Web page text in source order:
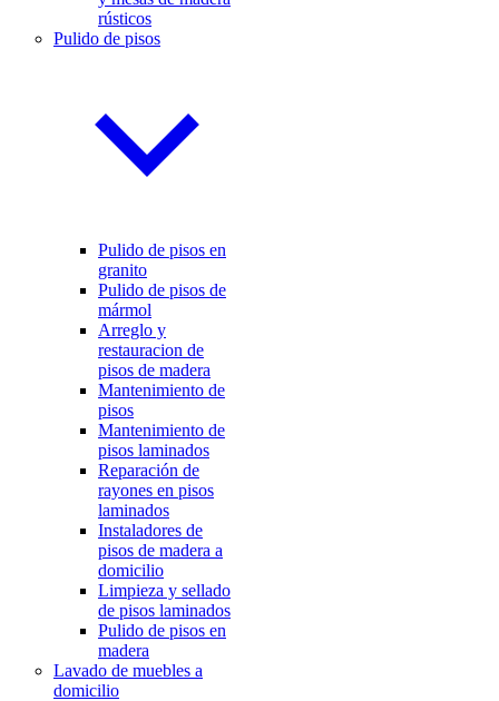
rústicos
Pulido de pisos
Pulido de pisos en
granito
Pulido de pisos de
mármol
Arreglo y
restauracion de
pisos de madera
Mantenimiento de
pisos
Mantenimiento de
pisos laminados
Reparación de
rayones en pisos
laminados
Instaladores de
pisos de madera a
domicilio
Limpieza y sellado
de pisos laminados
Pulido de pisos en
madera
Lavado de muebles a
domicilio